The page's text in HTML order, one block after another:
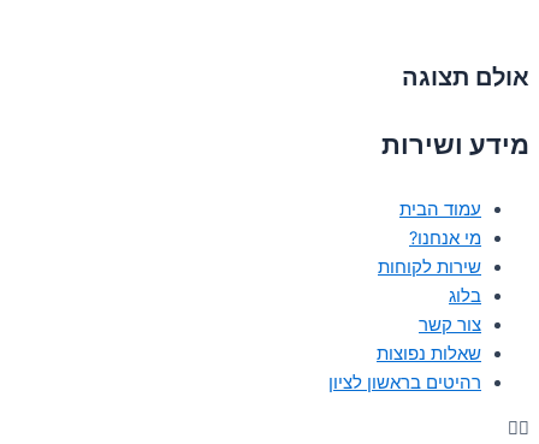
אולם תצוגה
מידע ושירות
עמוד הבית
מי אנחנו?
שירות לקוחות
בלוג
צור קשר
שאלות נפוצות
רהיטים בראשון לציון